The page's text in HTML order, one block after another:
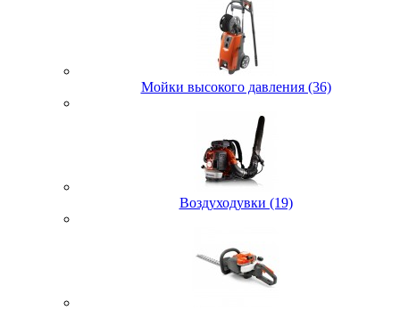
Мойки высокого давления (36)
Воздуходувки (19)